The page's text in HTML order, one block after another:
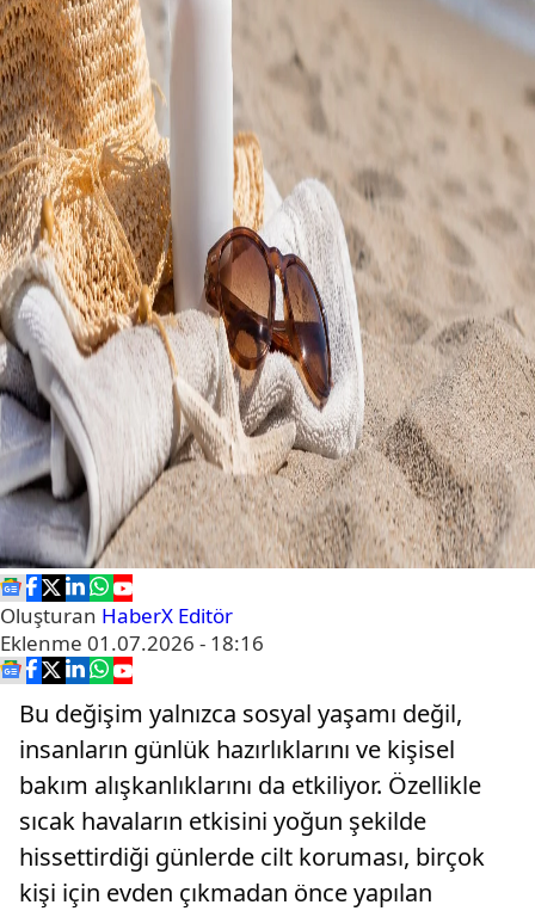
Oluşturan HaberX Editör
Eklenme 01.07.2026 - 18:16
Bu değişim yalnızca sosyal yaşamı değil,
insanların günlük hazırlıklarını ve kişisel
bakım alışkanlıklarını da etkiliyor. Özellikle
sıcak havaların etkisini yoğun şekilde
hissettirdiği günlerde cilt koruması, birçok
kişi için evden çıkmadan önce yapılan